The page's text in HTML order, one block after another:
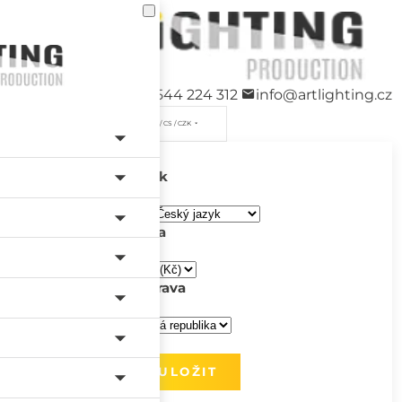
+420 544 224 312 info@artlighting.cz
/ CS / CZK
Jazyk
Měna
Doprava